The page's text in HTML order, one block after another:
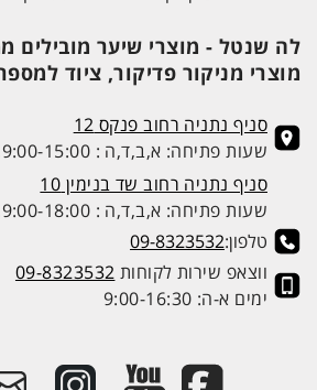
לה שנטל - מוצרי שיער מובילים
מוצרי מניקור פדיקור, ציוד
סניף נתניה רחוב פנקס 12
שעות פתיחה: א,ב,ד,ה : 9:00-15:00, ג: 9:00-13:00
סניף נתניה רחוב שד בנימין 10
שעות פתיחה: א,ב,ד,ה : 9:00-18:00, ג,ו: 9:00-13:00
טלפון:09-8323532
ווצאפ שירות לקוחות 09-8323532
ימים א-ה: 9:00-16:30